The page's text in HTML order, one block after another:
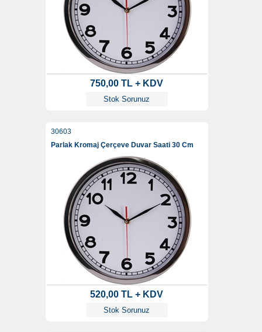
750,00 TL + KDV
Stok Sorunuz
30603
Parlak Kromaj Çerçeve Duvar Saati 30 Cm
520,00 TL + KDV
Stok Sorunuz